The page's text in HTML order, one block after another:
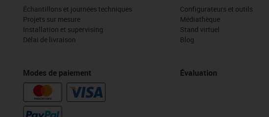
Échantillons et journées techniques
Projets sur mesure
Installation et supervising
Délai de livraison
Modes de paiement
Configurateurs et outils
Médiathèque
Stand virtuel
Blog
Évaluation